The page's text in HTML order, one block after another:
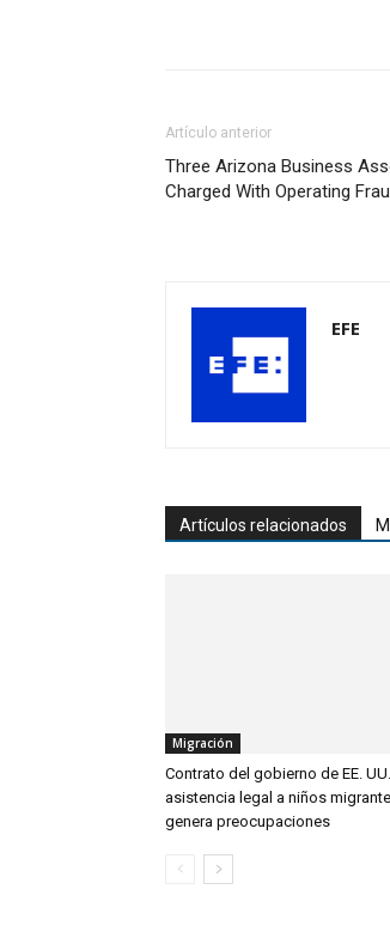
Artículo anterior
Three Arizona Business
Charged With Operating
EFE
Artículos relacionados
Migración
Contrato del gobierno de EE.
asistencia legal a niños
genera preocupaciones